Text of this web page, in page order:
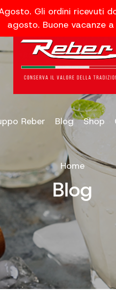
Gli ordini ricevuti
agosto. Buone vacanze
Reber Blog Shop
Home
Blog